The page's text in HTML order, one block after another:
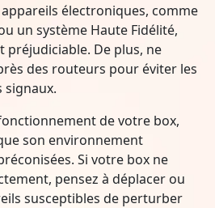
électroniques, comme
un système Haute Fidélité,
préjudiciable. De plus, ne
des routeurs pour éviter les
signaux.
de votre box,
son environnement
Si votre box ne
pensez à déplacer ou
susceptibles de perturber